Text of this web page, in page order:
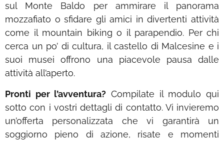
sul Monte Baldo per ammirare il panorama
mozzafiato o sfidare gli amici in divertenti attività
come il mountain biking o il parapendio. Per chi
cerca un po’ di cultura, il castello di Malcesine e i
suoi musei offrono una piacevole pausa dalle
attività all’aperto.
Pronti per l’avventura? Compilate il modulo qui
sotto con i vostri dettagli di contatto. Vi invieremo
un’offerta personalizzata che vi garantirà un
soggiorno pieno di azione, risate e momenti